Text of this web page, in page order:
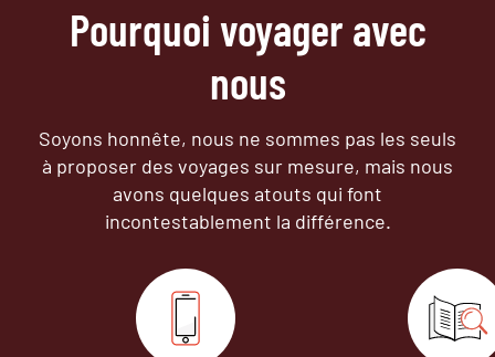
Pourquoi voyager avec
nous
Soyons honnête, nous ne sommes pas les seuls
à proposer des voyages sur mesure, mais nous
avons quelques atouts qui font
incontestablement la différence.